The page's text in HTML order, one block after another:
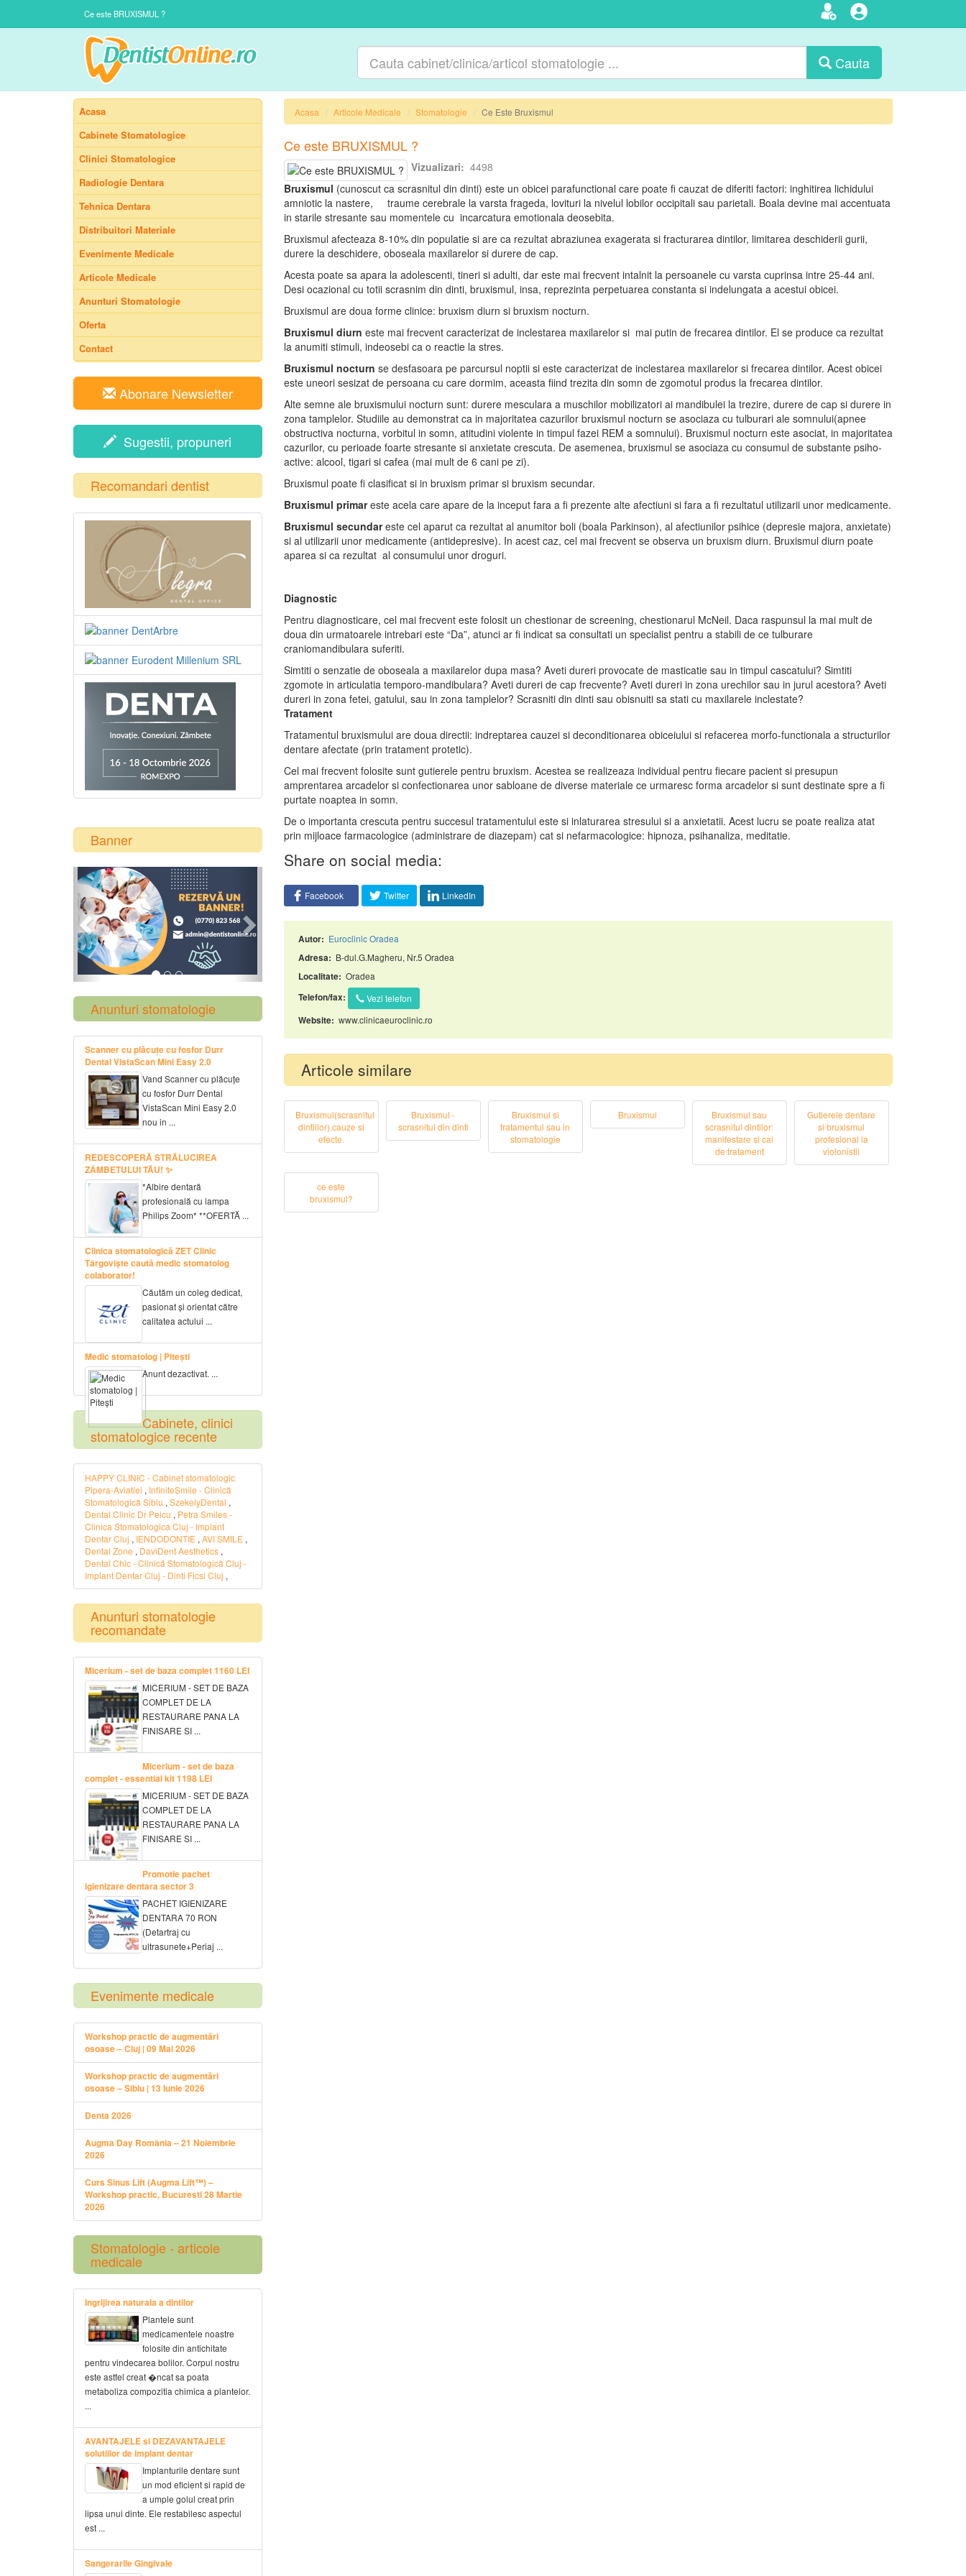
Ce este BRUXISMUL ?
Cauta
Acasa
Cabinete Stomatologice
Clinici Stomatologice
Radiologie Dentara
Tehnica Dentara
Distribuitori Materiale
Evenimente Medicale
Articole Medicale
Anunturi Stomatologie
Oferta
Contact
Acasa Articole Medicale Stomatologie Ce Este Bruxismul
Ce este BRUXISMUL ?
Vizualizari: 4498
Bruxismul (cunoscut ca scrasnitul din dinti) este un obicei parafunctional care poate fi cauzat de diferiti factori: inghitirea lichidului
amniotic la nastere, traume cerebrale la varsta frageda, lovituri la nivelul lobilor occipitali sau parietali. Boala devine mai accentuata
in starile stresante sau momentele cu incarcatura emotionala deosebita.
Bruxismul afecteaza 8-10% din populatie si are ca rezultat abraziunea exagerata si fracturarea dintilor, limitarea deschiderii gurii,
durere la deschidere, oboseala maxilarelor si durere de cap.
Acesta poate sa apara la adolescenti, tineri si adulti, dar este mai frecvent intalnit la persoanele cu varsta cuprinsa intre 25-44 ani.
Desi ocazional cu totii scrasnim din dinti, bruxismul, insa, reprezinta perpetuarea constanta si indelungata a acestui obicei.
Bruxismul are doua forme clinice: bruxism diurn si bruxism nocturn.
Bruxismul diurn este mai frecvent caracterizat de inclestarea maxilarelor si mai putin de frecarea dintilor. El se produce ca rezultat
la anumiti stimuli, indeosebi ca o reactie la stres.
Bruxismul nocturn se desfasoara pe parcursul noptii si este caracterizat de inclestarea maxilarelor si frecarea dintilor. Acest obicei
este uneori sesizat de persoana cu care dormim, aceasta fiind trezita din somn de zgomotul produs la frecarea dintilor.
Alte semne ale bruxismului nocturn sunt: durere mesculara a muschilor mobilizatori ai mandibulei la trezire, durere de cap si durere in
zona tamplelor. Studiile au demonstrat ca in majoritatea cazurilor bruxismul nocturn se asociaza cu tulburari ale somnului(apnee
obstructiva nocturna, vorbitul in somn, atitudini violente in timpul fazei REM a somnului). Bruxismul nocturn este asociat, in majoritatea
cazurilor, cu perioade foarte stresante si anxietate crescuta. De asemenea, bruxismul se asociaza cu consumul de substante psiho-
active: alcool, tigari si cafea (mai mult de 6 cani pe zi).
Bruxismul poate fi clasificat si in bruxism primar si bruxism secundar.
Bruxismul primareste acela care apare de la inceput fara a fi prezente alte afectiuni si fara a fi rezultatul utilizarii unor medicamente.
Bruxismul secundareste cel aparut ca rezultat al anumitor boli (boala Parkinson), al afectiunilor psihice (depresie majora, anxietate)
si al utilizarii unor medicamente (antidepresive). In acest caz, cel mai frecvent se observa un bruxism diurn. Bruxismul diurn poate
aparea si ca rezultat al consumului unor droguri.
Diagnostic
Pentru diagnosticare, cel mai frecvent este folosit un chestionar de screening, chestionarul McNeil. Daca raspunsul la mai mult de
doua din urmatoarele intrebari este “Da”, atunci ar fi indicat sa consultati un specialist pentru a stabili de ce tulburare
craniomandibulara suferiti.
Simtiti o senzatie de oboseala a maxilarelor dupa masa? Aveti dureri provocate de masticatie sau in timpul cascatului? Simtiti
zgomote in articulatia temporo-mandibulara? Aveti dureri de cap frecvente? Aveti dureri in zona urechilor sau in jurul acestora? Aveti
dureri in zona fetei, gatului, sau in zona tamplelor? Scrasniti din dinti sau obisnuiti sa stati cu maxilarele inclestate?
Tratament
Tratamentul bruxismului are doua directii: indreptarea cauzei si deconditionarea obiceiului si refacerea morfo-functionala a structurilor
dentare afectate (prin tratament protetic).
Cel mai frecvent folosite sunt gutierele pentru bruxism. Acestea se realizeaza individual pentru fiecare pacient si presupun
amprentarea arcadelor si confectionarea unor sabloane de diverse materiale ce urmaresc forma arcadelor si sunt destinate spre a fi
purtate noaptea in somn.
De o importanta crescuta pentru succesul tratamentului este si inlaturarea stresului si a anxietatii. Acest lucru se poate realiza atat
prin mijloace farmacologice (administrare de diazepam) cat si nefarmacologice: hipnoza, psihanaliza, meditatie.
Share on social media:
Facebook Twitter LinkedIn
Autor: Euroclinic Oradea
Adresa: B-dul.G.Magheru, Nr.5 Oradea
Localitate: Oradea
Telefon/fax:
Vezi telefon
Website: www.clinicaeuroclinic.ro
Articole similare
Bruxismul(scrasnitul
dintiilor).cauze si
efecte.
Bruxismul -
scrasnitul din dinti
Bruxismul si
tratamentul sau in
stomatologie
Bruxismul
Bruxismul sau
scrasnitul dintilor:
manifestare si cai
de tratament
Gutierele dentare
si bruxismul
profesional la
violonistii
ce este
bruxismul?
Abonare Newsletter
Sugestii, propuneri
Recomandari dentist
Banner
Previous
Anunturi stomatologie
Scanner cu plăcuțe cu fosfor Durr
Dental VistaScan Mini Easy 2.0
Vand Scanner cu plăcuțe
cu fosfor Durr Dental
VistaScan Mini Easy 2.0
nou in ...
REDESCOPERĂ STRĂLUCIREA
ZÂMBETULUI TĂU! ✨
*Albire dentară
profesională cu lampa
Philips Zoom* **OFERTĂ ...
Clinica stomatologică ZET Clinic
Târgoviște caută medic stomatolog
colaborator!
Căutăm un coleg dedicat,
pasionat și orientat către
calitatea actului ...
Medic stomatolog | Pitești
Anunt dezactivat. ...
Cabinete, clinici
stomatologice recente
HAPPY CLINIC - Cabinet stomatologic
Pipera-Aviatiei , InfiniteSmile - Clinică
Stomatologică Sibiu , SzekelyDental ,
Dental Clinic Dr Peicu , Petra Smiles -
Clinica Stomatologica Cluj - Implant
Dentar Cluj , IENDODONTIE , AVI SMILE ,
Dental Zone , DaviDent Aesthetics ,
Dental Chic - Clinică Stomatologică Cluj -
Implant Dentar Cluj - Dinti Ficsi Cluj ,
Anunturi stomatologie
recomandate
Micerium - set de baza complet 1160 LEI
MICERIUM - SET DE BAZA
COMPLET DE LA
RESTAURARE PANA LA
FINISARE SI ...
Micerium - set de baza
complet - essential kit 1198 LEI
MICERIUM - SET DE BAZA
COMPLET DE LA
RESTAURARE PANA LA
FINISARE SI ...
Promotie pachet
igienizare dentara sector 3
PACHET IGIENIZARE
DENTARA 70 RON
(Detartraj cu
ultrasunete+Periaj ...
Evenimente medicale
Workshop practic de augmentări
osoase – Cluj | 09 Mai 2026
Workshop practic de augmentări
osoase – Sibiu | 13 Iunie 2026
Denta 2026
Augma Day România – 21 Noiembrie
2026
Curs Sinus Lift (Augma Lift™) –
Workshop practic, Bucuresti 28 Martie
2026
Stomatologie - articole
medicale
Ingrijirea naturala a dintilor
Plantele sunt
medicamentele noastre
folosite din antichitate
pentru vindecarea bolilor. Corpul nostru
este astfel creat �ncat sa poata
metaboliza compozitia chimica a plantelor.
...
AVANTAJELE si DEZAVANTAJELE
solutiilor de implant dentar
Implanturile dentare sunt
un mod eficient si rapid de
a umple golul creat prin
lipsa unui dinte. Ele restabilesc aspectul
est ...
Sangerarile Gingivale